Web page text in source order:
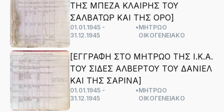
ΤΗΣ ΜΠΕΖΑ ΚΛΑΙΡΗΣ ΤΟΥ
ΣΑΛΒΑΤΩΡ ΚΑΙ ΤΗΣ ΟΡΟ]
01.01.1945 -
31.12.1945
•ΜΗΤΡΩΟ
ΟΙΚΟΓΕΝΕΙΑΚΟ
[ΕΓΓΡΑΦΗ ΣΤΟ ΜΗΤΡΩΟ ΤΗΣ Ι.Κ.Α.
ΤΟΥ ΣΙΔΕΣ ΑΛΒΕΡΤΟΥ ΤΟΥ ΔΑΝΙΕΛ
ΚΑΙ ΤΗΣ ΣΑΡΙΝΑ]
01.01.1945 -
31.12.1945
•ΜΗΤΡΩΟ
ΟΙΚΟΓΕΝΕΙΑΚΟ